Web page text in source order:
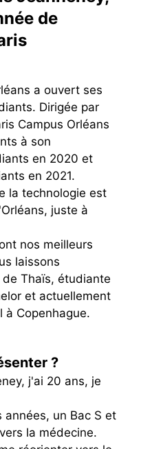
de
a ouvert ses
Dirigée par
Campus Orléans
à son
en 2020 et
en 2021.
la technologie est
juste à
nos meilleurs
laissons
Thaïs, étudiante
et actuellement
à Copenhague.
?
j'ai 20 ans, je
un Bac S et
la médecine.